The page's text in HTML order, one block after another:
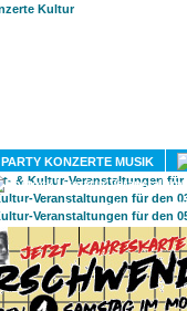
PARTY KONZERTE MUSIK